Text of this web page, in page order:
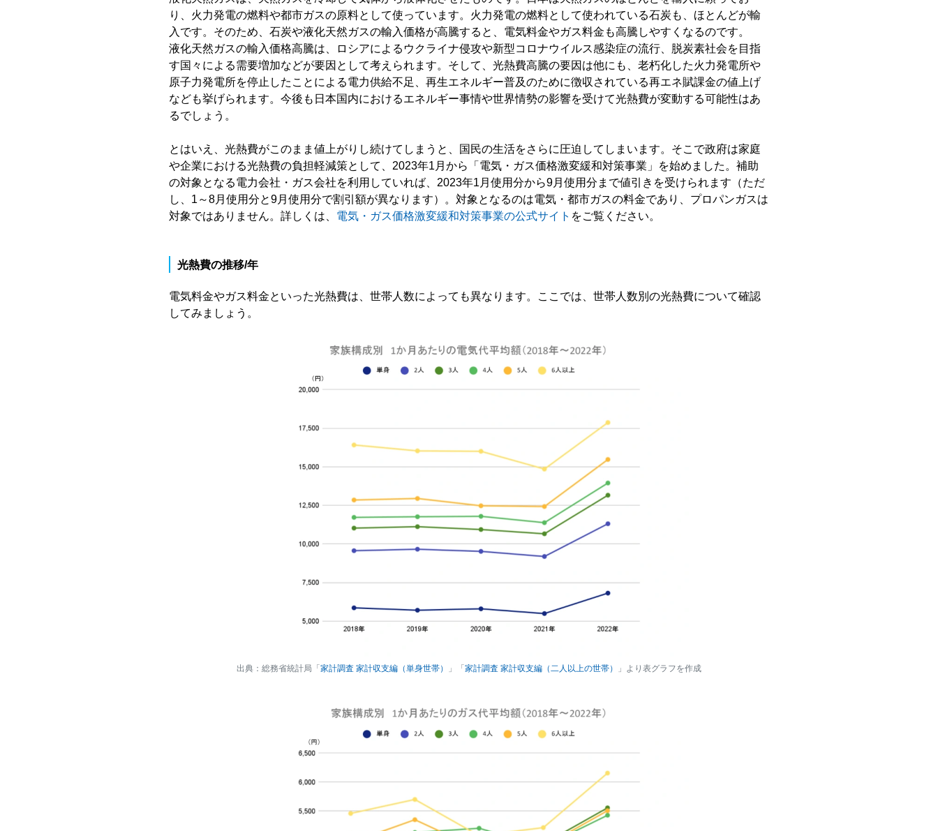
り、火力発電の燃料や都市ガスの原料として使っています。火力発電の燃料として使われている石炭も、ほとんどが輸
入です。そのため、石炭や液化天然ガスの輸入価格が高騰すると、電気料金やガス料金も高騰しやすくなるのです。
液化天然ガスの輸入価格高騰は、ロシアによるウクライナ侵攻や新型コロナウイルス感染症の流行、脱炭素社会を目指
す国々による需要増加などが要因として考えられます。そして、光熱費高騰の要因は他にも、老朽化した火力発電所や
原子力発電所を停止したことによる電力供給不足、再生エネルギー普及のために徴収されている再エネ賦課金の値上げ
なども挙げられます。今後も日本国内におけるエネルギー事情や世界情勢の影響を受けて光熱費が変動する可能性はあ
るでしょう。
とはいえ、光熱費がこのまま値上がりし続けてしまうと、国民の生活をさらに圧迫してしまいます。そこで政府は家庭
や企業における光熱費の負担軽減策として、2023年1月から「電気・ガス価格激変緩和対策事業」を始めました。補助
の対象となる電力会社・ガス会社を利用していれば、2023年1月使用分から9月使用分まで値引きを受けられます（ただ
し、1～8月使用分と9月使用分で割引額が異なります）。対象となるのは電気・都市ガスの料金であり、プロパンガスは
対象ではありません。詳しくは、 電気・ガス価格激変緩和対策事業の公式サイト をご覧ください。
光熱費の推移/年
電気料金やガス料金といった光熱費は、世帯人数によっても異なります。ここでは、世帯人数別の光熱費について確認
してみましょう。
出典：総務省統計局「家計調査 家計収支編（単身世帯） 」「家計調査 家計収支編（二人以上の世帯） 」より表グラフを作成